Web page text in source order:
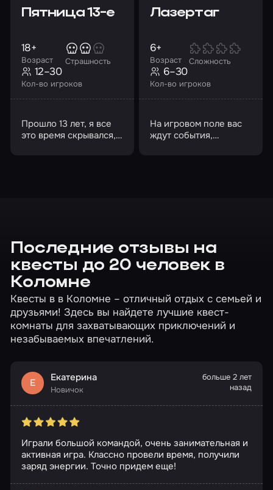
Пятница 13-е
Возраст
18+
Страшность
Кол-во игроков
12–30
Прошло 13 лет, я все
это время скрывался,
Лазертаг
Возраст
6+
Сложность
Кол-во игроков
6–30
На игровом поле вас
ждут события,
Последние отзывы на
квесты до 20 человек в
Коломне
Квесты в в Коломне – отличный отдых с семьей и
друзьями! Здесь вы найдете лучшие квест-
комнаты для захватывающих приключений и
незабываемых впечатлений.
Е Екатерина
Новичок
больше 2 лет
назад
Играли большой командой, очень занимательная и
активная игра. Классно провели время, получили
заряд энергии. Точно придем еще!